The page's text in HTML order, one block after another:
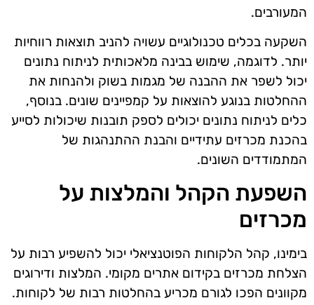
המעורבים.
השקעה בכלים טכנולוגיים עשויה להניב תוצאות רווחיות
יותר. לדוגמה, שימוש בבינה מלאכותית לניתוח נתונים
יכול לשפר את ההבנה של מגמות בשוק ולהנחות את
ההחלטות בנוגע להוצאות על קמפיינים שונים. בנוסף,
כלים לניתוח נתונים יכולים לספק תובנות שיכולות לסייע
בהכנת מכרזים עתידיים והבנת ההתנהגות של
המתמודדים השונים.
השפעת הקהל והמלצות על
מכרזים
בימינו, קהל הלקוחות הפוטנציאלי יכול להשפיע רבות על
הצלחת מכרזים בקידום אתרים מקומי. המלצות ודירוגים
מקוונים הפכו לגורם מכריע בהחלטות רבות של לקוחות.